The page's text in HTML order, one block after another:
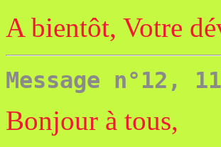
A bientôt, Votre
Message n°12,
Bonjour à tous,